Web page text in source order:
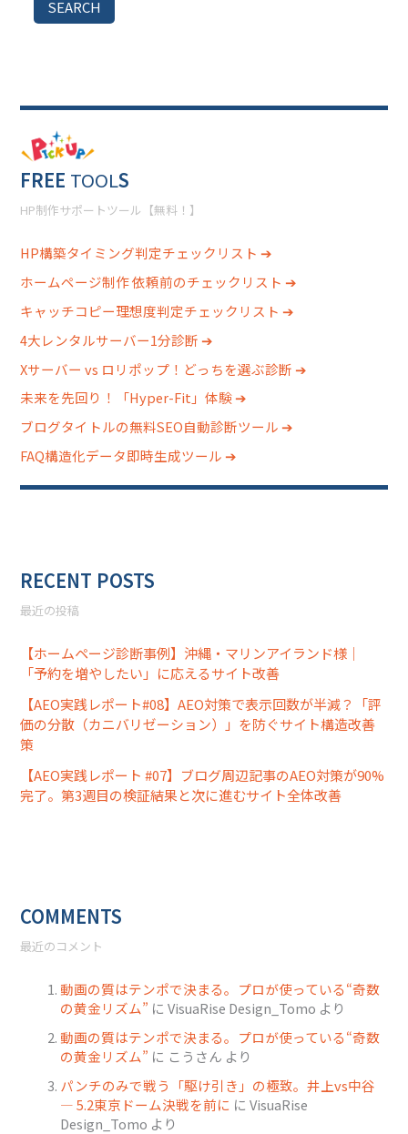
SEARCH
FREE TOOLS
HP制作サポートツール【無料！】
HP構築タイミング判定チェックリスト ➔
ホームページ制作 依頼前のチェックリスト ➔
キャッチコピー理想度判定チェックリスト ➔
4大レンタルサーバー1分診断 ➔
Xサーバー vs ロリポップ！どっちを選ぶ診断 ➔
未来を先回り！「Hyper-Fit」体験 ➔
ブログタイトルの無料SEO自動診断ツール ➔
FAQ構造化データ即時生成ツール ➔
RECENT POSTS
最近の投稿
【ホームページ診断事例】沖縄・マリンアイランド様｜
「予約を増やしたい」に応えるサイト改善
【AEO実践レポート#08】AEO対策で表示回数が半減？「評
価の分散（カニバリゼーション）」を防ぐサイト構造改善
策
【AEO実践レポート #07】ブログ周辺記事のAEO対策が90%
完了。第3週目の検証結果と次に進むサイト全体改善
COMMENTS
最近のコメント
動画の質はテンポで決まる。プロが使っている“奇数
の黄金リズム” にVisuaRise Design_Tomo より
動画の質はテンポで決まる。プロが使っている“奇数
の黄金リズム” に こうさん より
パンチのみで戦う「駆け引き」の極致。井上vs中谷
― 5.2東京ドーム決戦を前に にVisuaRise
Design_Tomo より